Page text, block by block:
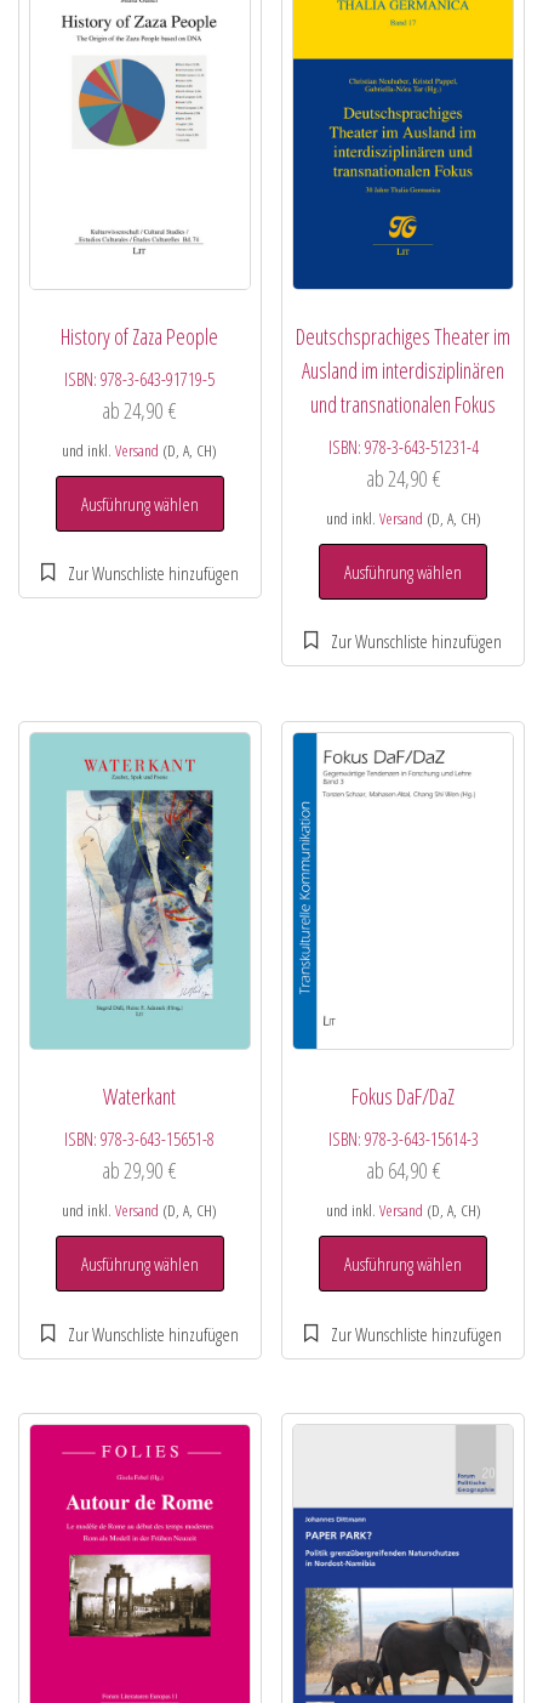
History of Zaza People
ISBN:978-3-643-91719-5
ab 24,90€
und inkl.Versand (D, A, CH)
Ausführung wählen
Deutschsprachiges Theater im
Ausland im interdisziplinären
und transnationalen Fokus
ISBN: 978-3-643-51231-4
ab 24,90 €
und inkl. Versand (D, A, CH)
Ausführung wählen
Waterkant
ISBN:978-3-643-15651-8
ab29,90€
und inkl.Versand (D, A, CH)
Ausführung wählen
Fokus DaF/DaZ
ISBN: 978-3-643-15614-3
ab 64,90 €
und inkl. Versand (D, A, CH)
Ausführung wählen